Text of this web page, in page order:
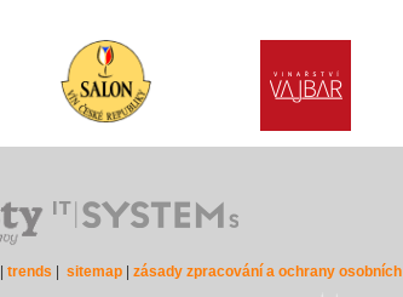
trends sitemap| zásady zpracování a ochrany osobních